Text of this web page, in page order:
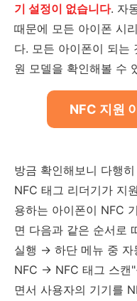
기 설정이 없습니다. 자
때문에 모든 아이폰 시
다. 모든 아이폰이 되는
원 모델을 확인해볼 수
NFC 지원
방금 확인해보니 다행
NFC 태그 리더기가 지
용하는 아이폰이 NFC
면 다음과 같은 순서로
실행 → 하단 메뉴 중
NFC → NFC 태그 스캔
면서 사용자의 기기를